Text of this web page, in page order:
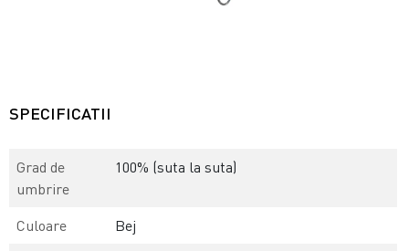
SPECIFICATII
Grad de
umbrire
100% (suta la suta)
Culoare
Bej